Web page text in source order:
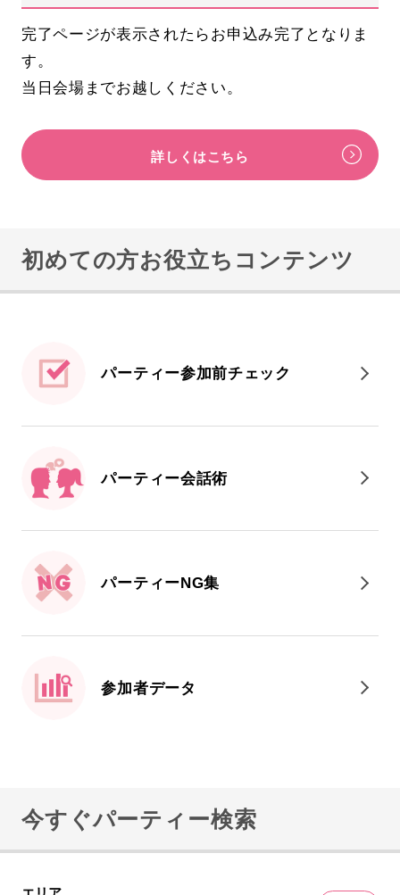
完了ページが表示されたらお申込み完了となりま
す。
当日会場までお越しください。
詳しくはこちら
初めての方お役立ちコンテンツ
パーティー参加前チェック
パーティー会話術
パーティーNG集
参加者データ
今すぐパーティー検索